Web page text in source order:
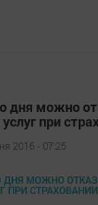
дня можно
при
2016 - 07:25